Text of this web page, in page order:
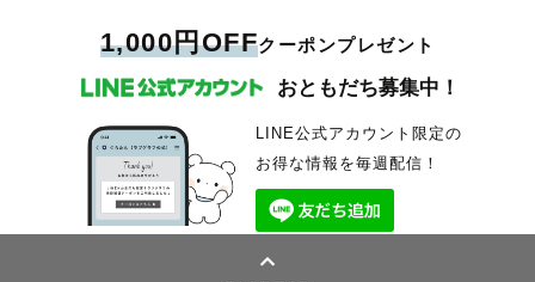
1,000円OFFクーポンプレゼント
おともだち募集中！
LINE公式アカウント限定の
お得な情報を毎週配信！